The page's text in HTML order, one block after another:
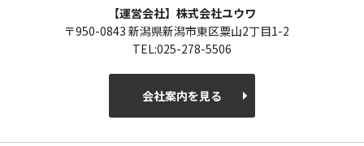
【運営会社】株式会社ユウワ
〒950-0843 新潟県新潟市東区粟山2丁目1-2
TEL:025-278-5506
会社案内を見る